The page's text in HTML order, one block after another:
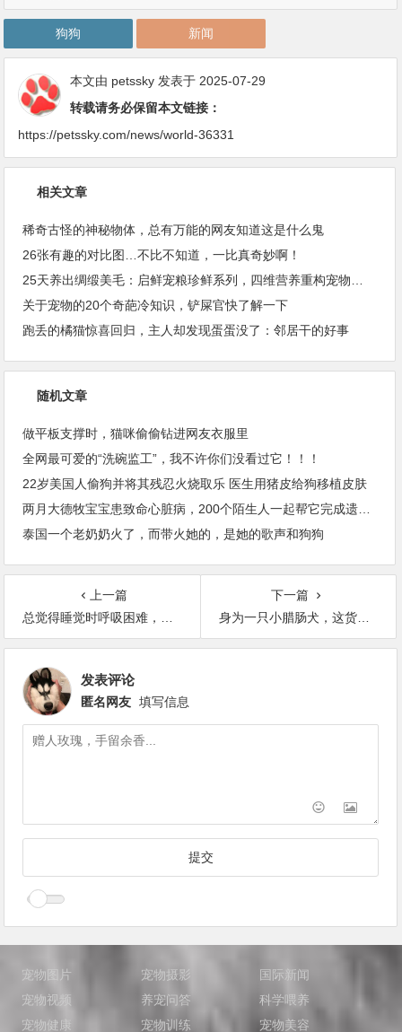
狗狗 新闻
本文由 petssky 发表于 2025-07-29
转载请务必保留本文链接：
https://petssky.com/news/world-36331
相关文章
稀奇古怪的神秘物体，总有万能的网友知道这是什么鬼
26张有趣的对比图…不比不知道，一比真奇妙啊！
关于宠物的20个奇葩冷知识，铲屎官快了解一下
跑丢的橘猫惊喜回归，主人却发现蛋蛋没了：邻居干的好事
随机文章
做平板支撑时，猫咪偷偷钻进网友衣服里
全网最可爱的“洗碗监工”，我不许你们没看过它！！！
22岁美国人偷狗并将其残忍火烧取乐 医生用猪皮给狗移植皮肤
泰国一个老奶奶火了，而带火她的，是她的歌声和狗狗
上一篇
总觉得睡觉时呼吸困难，床边装了个摄像头才发现罪魁祸首
下一篇
身为一只小腊肠犬，这货却被誉为“袋鼠杀手”
发表评论
匿名网友 填写信息
宠物图片 宠物摄影
国际新闻
宠物视频
养宠问答
科学喂养
宠物健康
宠物训练 宠物美容